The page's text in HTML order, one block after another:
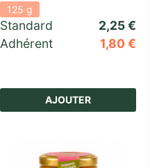
125 g
Standard 2,25€
Adhérent
1,80€
AJOUTER